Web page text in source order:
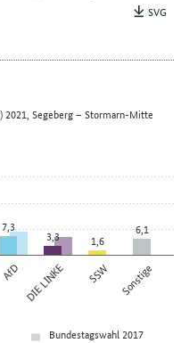
SVG
AfD DIE LINKE SSW Sonstige
7,3
3,3 1,6
6,1
2021, Segeberg – Stormarn-Mitte
Bundestagswahl 2017